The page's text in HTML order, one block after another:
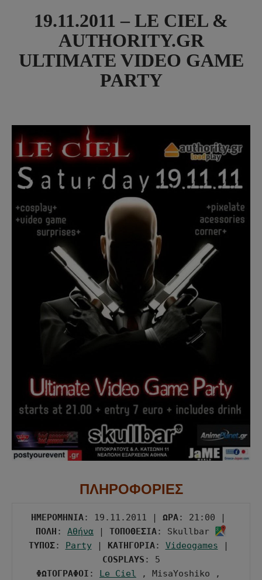
19.11.2011 – LE CIEL &
AUTHORITY.GR
ULTIMATE VIDEO GAME
PARTY
ΠΛΗΡΟΦΟΡΙΕΣ
ΗΜΕΡΟΜΗΝΙΑ: 19.11.2011 | ΩΡΑ
ΠΟΛΗ : Αθήνα | ΤΟΠΟΘΕΣΙΑ: Skullbar
ΤΥΠΟΣ: Party | ΚΑΤΗΓΟΡΙΑ: Videogames
COSPLAYS
ΦΩΤΟΓΡΑΦΟΙ : Le Ciel , MisaYoshiko ,